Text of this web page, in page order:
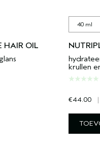
HAIR OIL
40 ml
krullen
€44.00 |